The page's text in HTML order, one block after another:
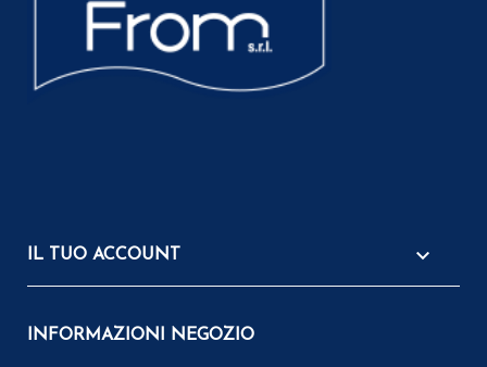
IL TUO ACCOUNT 
INFORMAZIONI NEGOZIO